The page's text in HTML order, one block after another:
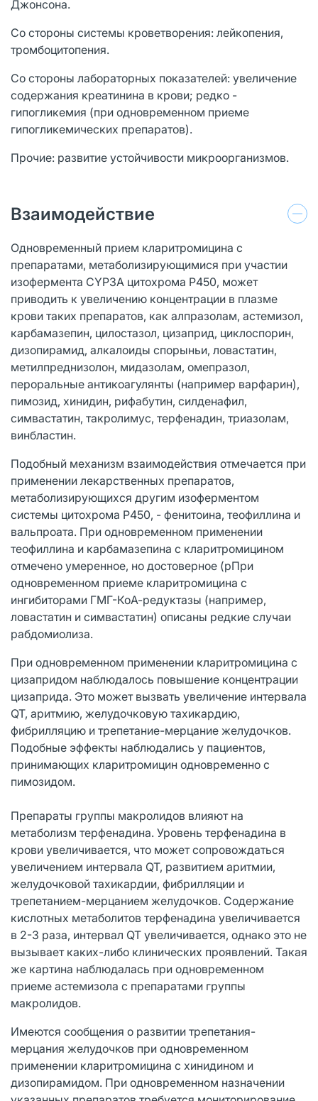
Джонсона.
Со стороны системы кроветворения: лейкопения,
тромбоцитопения.
Со стороны лабораторных показателей: увеличение
содержания креатинина в крови; редко -
гипогликемия (при одновременном приеме
гипогликемических препаратов).
Прочие: развитие устойчивости микроорганизмов.
Взаимодействие
Одновременный прием кларитромицина с
препаратами, метаболизирующимися при участии
изофермента CYP3A цитохрома Р450, может
приводить к увеличению концентрации в плазме
крови таких препаратов, как алпразолам, астемизол,
карбамазепин, цилостазол, цизаприд, циклоспорин,
дизопирамид, алкалоиды спорыньи, ловастатин,
метилпреднизолон, мидазолам, омепразол,
пероральные антикоагулянты (например варфарин),
пимозид, хинидин, рифабутин, силденафил,
симвастатин, такролимус, терфенадин, триазолам,
винбластин.
Подобный механизм взаимодействия отмечается при
применении лекарственных препаратов,
метаболизирующихся другим изоферментом
системы цитохрома P450, - фенитоина, теофиллина и
вальпроата. При одновременном применении
теофиллина и карбамазепина с кларитромицином
отмечено умеренное, но достоверное (рПри
одновременном приеме кларитромицина с
ингибиторами ГМГ-КоА-редуктазы (например,
ловастатин и симвастатин) описаны редкие случаи
рабдомиолиза.
При одновременном применении кларитромицина с
цизапридом наблюдалось повышение концентрации
цизаприда. Это может вызвать увеличение интервала
QT, аритмию, желудочковую тахикардию,
фибрилляцию и трепетание-мерцание желудочков.
Подобные эффекты наблюдались у пациентов,
принимающих кларитромицин одновременно с
пимозидом.
Препараты группы макролидов влияют на
метаболизм терфенадина. Уровень терфенадина в
крови увеличивается, что может сопровождаться
увеличением интервала QT, развитием аритмии,
желудочковой тахикардии, фибрилляции и
трепетанием-мерцанием желудочков. Содержание
кислотных метаболитов терфенадина увеличивается
в 2-3 раза, интервал QT увеличивается, однако это не
вызывает каких-либо клинических проявлений. Такая
же картина наблюдалась при одновременном
приеме астемизола с препаратами группы
макролидов.
Имеются сообщения о развитии трепетания-
мерцания желудочков при одновременном
применении кларитромицина с хинидином и
дизопирамидом. При одновременном назначении